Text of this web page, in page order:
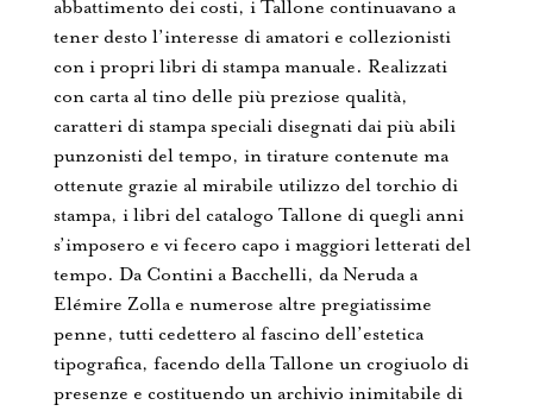
abbattimento dei costi, i Tallone continuavano a
tener desto l’interesse di amatori e collezionisti
con i propri libri di stampa manuale. Realizzati
con carta al tino delle più preziose qualità,
caratteri di stampa speciali disegnati dai più abili
punzonisti del tempo, in tirature contenute ma
ottenute grazie al mirabile utilizzo del torchio di
stampa, i libri del catalogo Tallone di quegli anni
s’imposero e vi fecero capo i maggiori letterati del
tempo. Da Contini a Bacchelli, da Neruda a
Elémire Zolla e numerose altre pregiatissime
penne, tutti cedettero al fascino dell’estetica
tipografica, facendo della Tallone un crogiuolo di
presenze e costituendo un archivio inimitabile di